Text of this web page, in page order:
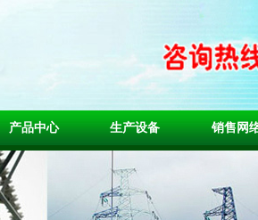
产品中心 生产设备 销售网